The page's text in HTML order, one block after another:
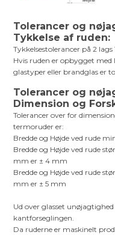
Tolerancer og
Tykkelse af ruden:
Tykkelsestolerancer på 2
Hvis ruden er opbygget
glastyper eller brandglas er
Tolerancer og
Dimension og
Tolerancer over for
termoruder er:
Bredde og Højde ved rude
Bredde og Højde ved rude
mm er ± 4 mm
Bredde og Højde ved rude
mm er ± 5 mm
Ud over glasset
kantforseglingen.
Da ruderne er maskinelt